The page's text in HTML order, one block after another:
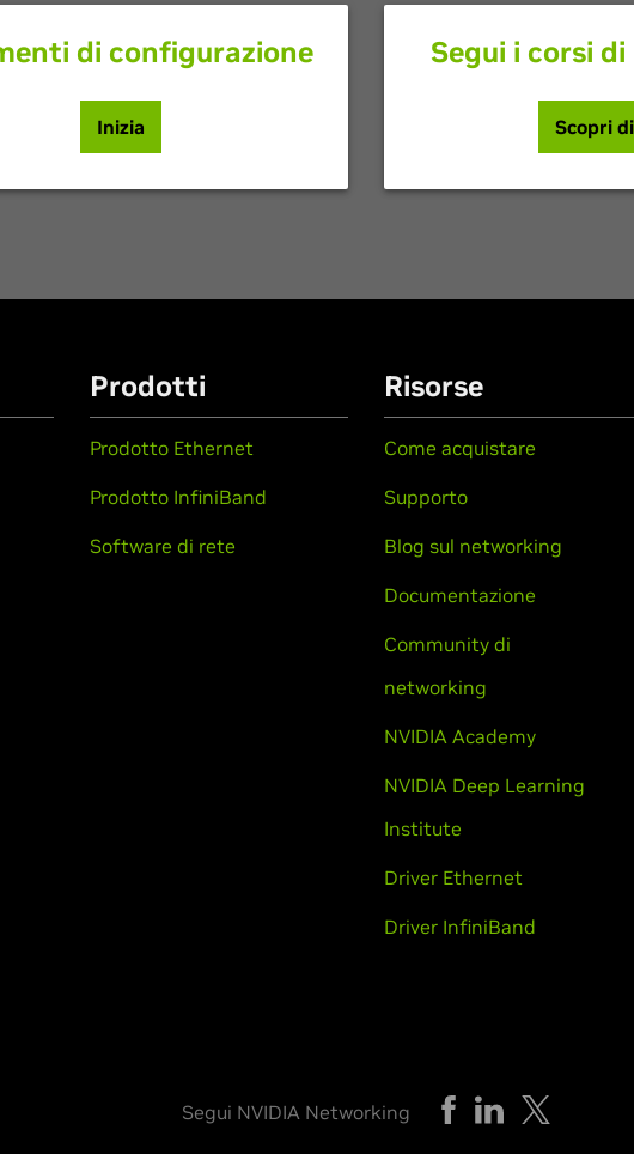
di configurazione
Inizia
Segui i corsi
Scopri
Prodotti
Prodotto Ethernet
Prodotto InfiniBand
Software di rete
Risorse
Come acquistare
Supporto
Blog sul networking
Documentazione
Community di
networking
NVIDIA Academy
NVIDIA Deep Learning
Institute
Driver Ethernet
Driver InfiniBand
Segui NVIDIA Networking